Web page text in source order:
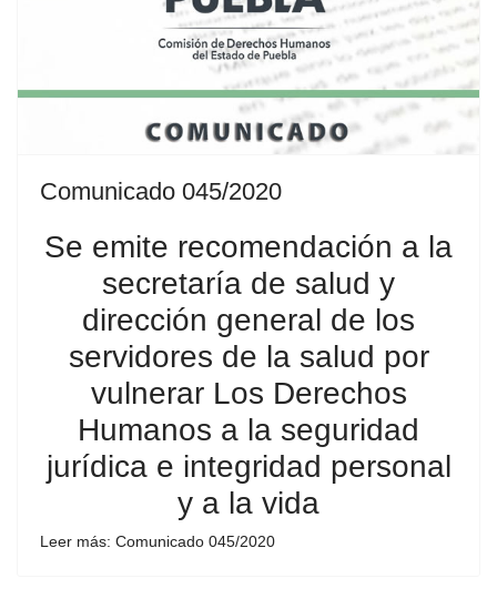
Comunicado 045/2020
Se emite recomendación a la
secretaría de salud y
dirección general de los
servidores de la salud por
vulnerar Los Derechos
Humanos a la seguridad
jurídica e integridad personal
y a la vida
Leer más: Comunicado 045/2020